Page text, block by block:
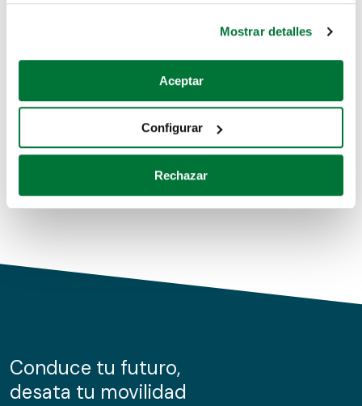
Si lo permite, también quisiéramos:
Recopilar información sobre su ubicación geográfica
Identificar su dispositivo analizándolo activamente
para buscar características específicas (huellas
Obtenga más información sobre cómo se procesan sus
de cookies.
información sobre el uso que haga del sitio web con
nuestros partners de redes sociales, publicidad y análisis
Mostrar detalles
Aceptar
Configurar
Rechazar
Coches de segunda mano
Coches de km0
Conduce tu futuro,
desata tu movilidad